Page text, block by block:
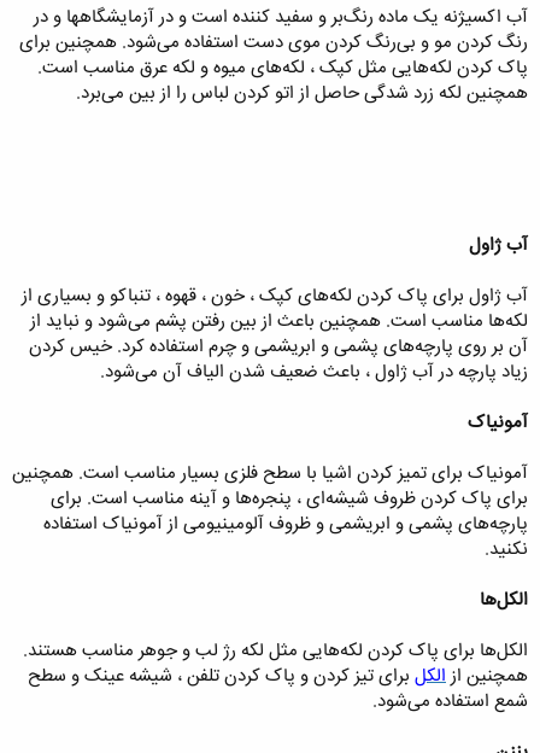
آب اکسیژنه یک ماده رنگ‌بر و سفید کننده است و در آزمایشگاهها و در
رنگ کردن مو و بی‌رنگ کردن موی دست استفاده می‌شود. همچنین برای
پاک کردن لکه‌هایی مثل کپک ، لکه‌های میوه و لکه عرق مناسب است.
همچنین لکه زرد شدگی حاصل از اتو کردن لباس را از بین می‌برد.
آب ژاول
آب ژاول برای پاک کردن لکه‌های کپک ، خون ، قهوه ، تنباکو و بسیاری از
لکه‌ها مناسب است. همچنین باعث از بین رفتن پشم می‌شود و نباید از
آن بر روی پارچه‌های پشمی و ابریشمی و چرم استفاده کرد. خیس کردن
زیاد پارچه در آب ژاول ، باعث ضعیف شدن الیاف آن می‌شود.
آمونیاک
آمونیاک برای تمیز کردن اشیا با سطح فلزی بسیار مناسب است. همچنین
برای پاک کردن ظروف شیشه‌ای ، پنجره‌ها و آینه مناسب است. برای
پارچه‌های پشمی و ابریشمی و ظروف آلومینیومی از آمونیاک استفاده
نکنید.
الکل‌ها
الکل‌ها برای پاک کردن لکه‌هایی مثل لکه رژ لب و جوهر مناسب هستند.
همچنین ازالکل برای تیز کردن و پاک کردن تلفن ، شیشه عینک و سطح
شمع استفاده می‌شود.